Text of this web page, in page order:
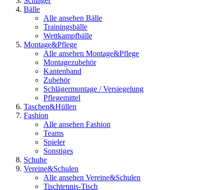
Bälle
Alle ansehen Bälle
Trainingsbälle
Wettkampfbälle
Montage&Pflege
Alle ansehen Montage&Pflege
Montagezubehör
Kantenband
Zubehör
Schlägermontage / Versiegelung
Pflegemittel
Taschen&Hüllen
Fashion
Alle ansehen Fashion
Teams
Spieler
Sonstiges
Schuhe
Vereine&Schulen
Alle ansehen Vereine&Schulen
Tischtennis-Tisch